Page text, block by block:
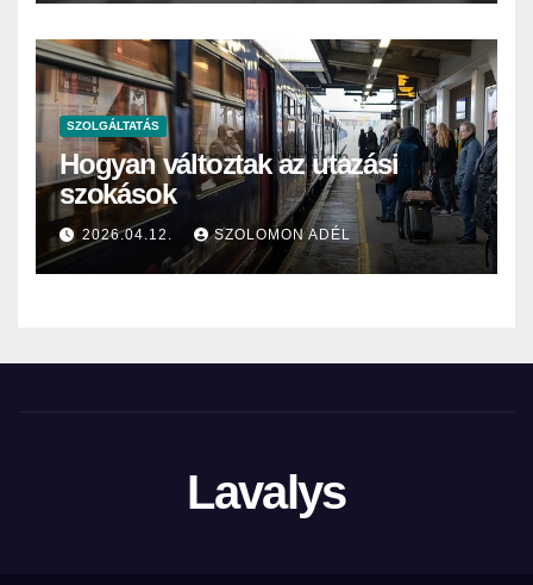
SZOLGÁLTATÁS
Hogyan változtak az utazási
szokások
2026.04.12. SZOLOMON ADÉL
Lavalys